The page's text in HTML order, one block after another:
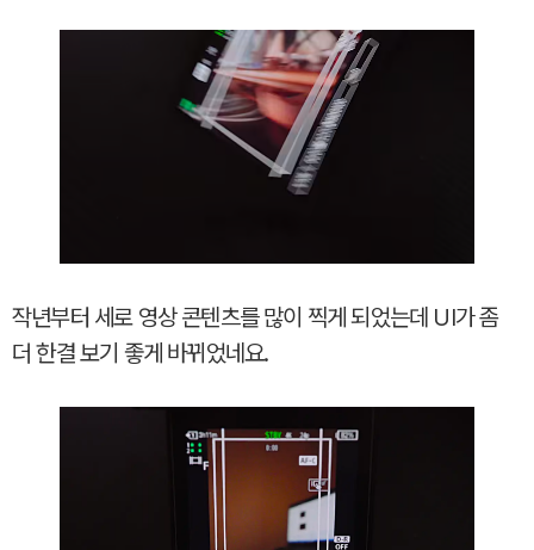
작년부터 세로 영상 콘텐츠를 많이 찍게 되었는데 UI가 좀
더 한결 보기 좋게 바뀌었네요.